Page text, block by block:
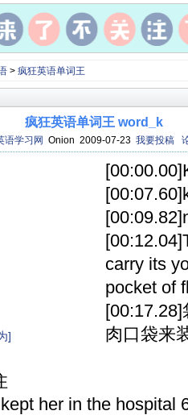
> 疯狂英语单词王
疯狂英语单词王 word_k
语学习网 Onion 2009-07-23 我要投稿
]
carry its
pocket of
肉口袋来
her in the hospital